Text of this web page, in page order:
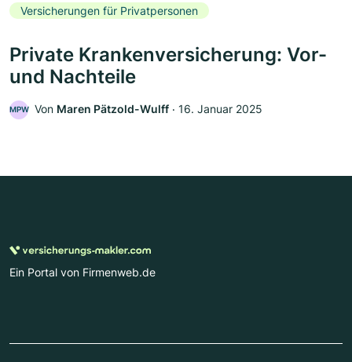
Versicherungen für Privatpersonen
Private Krankenversicherung: Vor-
und Nachteile
MPW Von Maren Pätzold-Wulff ‧ 16. Januar 2025
Ein Portal von Firmenweb.de